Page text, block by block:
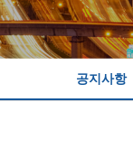
공지사항